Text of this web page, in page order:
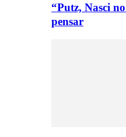
“Putz, Nasci
pensar